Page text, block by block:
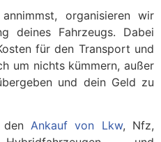
organisieren wir
deines Fahrzeugs. Dabei
für den Transport und
um nichts kümmern, außer
und dein Geld zu
Ankauf von Lkw, Nfz,